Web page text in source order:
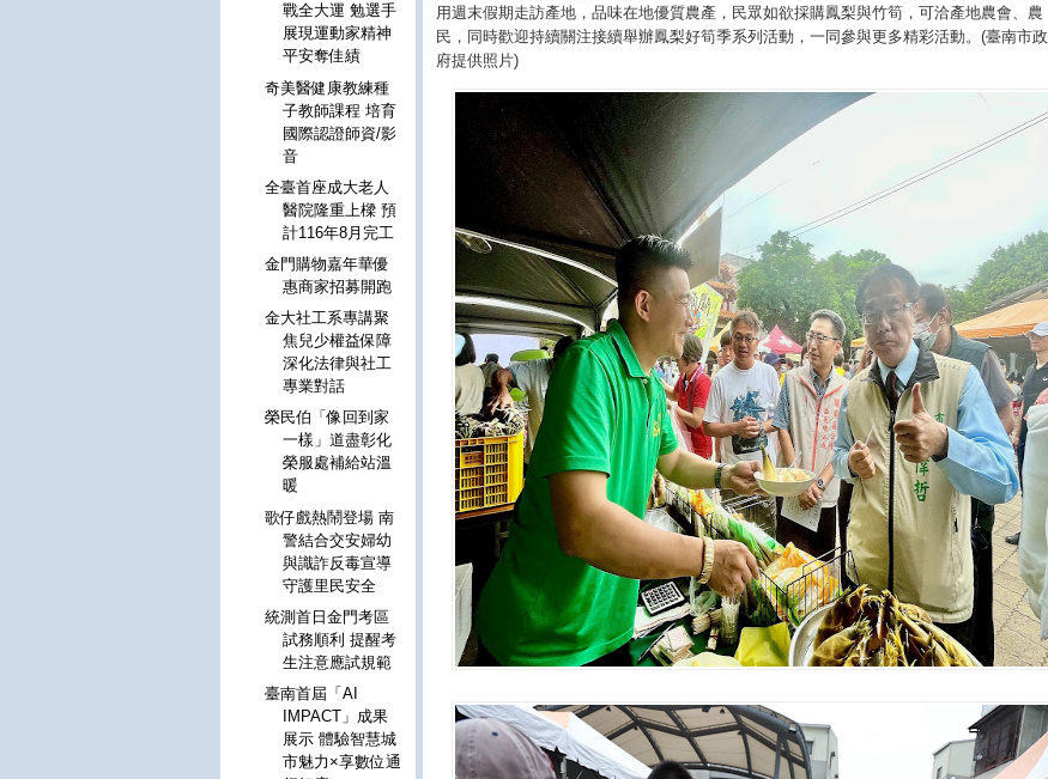
用週末假期走訪產地，品味在地優質農產，民眾如欲採購鳳梨與竹筍，可洽產地農會、農
民，同時歡迎持續關注接續舉辦鳳梨好筍季系列活動，一同參與更多精彩活動。(臺南市政
府提供照片)
戰全大運 勉選手
展現運動家精神
平安奪佳績
奇美醫健康教練種
子教師課程 培育
國際認證師資/影
音
全臺首座成大老人
醫院隆重上樑 預
計116年8月完工
金門購物嘉年華優
惠商家招募開跑
金大社工系專講聚
焦兒少權益保障
深化法律與社工
專業對話
榮民伯「像回到家
一樣」道盡彰化
榮服處補給站溫
暖
歌仔戲熱鬧登場 南
警結合交安婦幼
與識詐反毒宣導
守護里民安全
統測首日金門考區
試務順利 提醒考
生注意應試規範
臺南首屆「AI
IMPACT」成果
展示 體驗智慧城
市魅力×享數位通